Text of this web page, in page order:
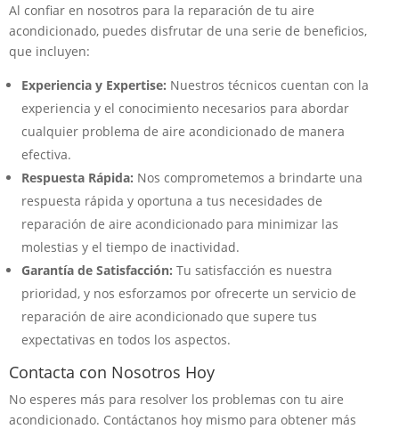
Al confiar en nosotros para la reparación de tu aire
acondicionado, puedes disfrutar de una serie de beneficios,
que incluyen:
Experiencia y Expertise: Nuestros técnicos cuentan con la
experiencia y el conocimiento necesarios para abordar
cualquier problema de aire acondicionado de manera
efectiva.
Respuesta Rápida: Nos comprometemos a brindarte una
respuesta rápida y oportuna a tus necesidades de
reparación de aire acondicionado para minimizar las
molestias y el tiempo de inactividad.
Garantía de Satisfacción: Tu satisfacción es nuestra
prioridad, y nos esforzamos por ofrecerte un servicio de
reparación de aire acondicionado que supere tus
expectativas en todos los aspectos.
Contacta con Nosotros Hoy
No esperes más para resolver los problemas con tu aire
acondicionado. Contáctanos hoy mismo para obtener más